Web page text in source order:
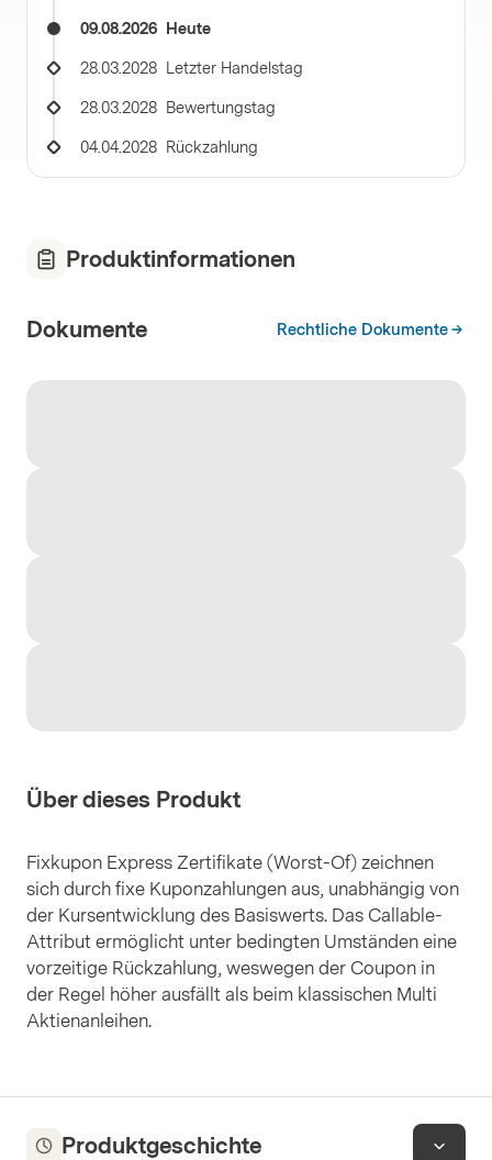
09.08.2026 Heute
28.03.2028 Letzter Handelstag
28.03.2028 Bewertungstag
04.04.2028 Rückzahlung
Produktinformationen
Dokumente Rechtliche Dokumente
Über dieses Produkt
Fixkupon Express Zertifikate (Worst-Of) zeichnen
sich durch fixe Kuponzahlungen aus, unabhängig von
der Kursentwicklung des Basiswerts. Das Callable-
Attribut ermöglicht unter bedingten Umständen eine
vorzeitige Rückzahlung, weswegen der Coupon in
der Regel höher ausfällt als beim klassischen Multi
Aktienanleihen.
Produktgeschichte